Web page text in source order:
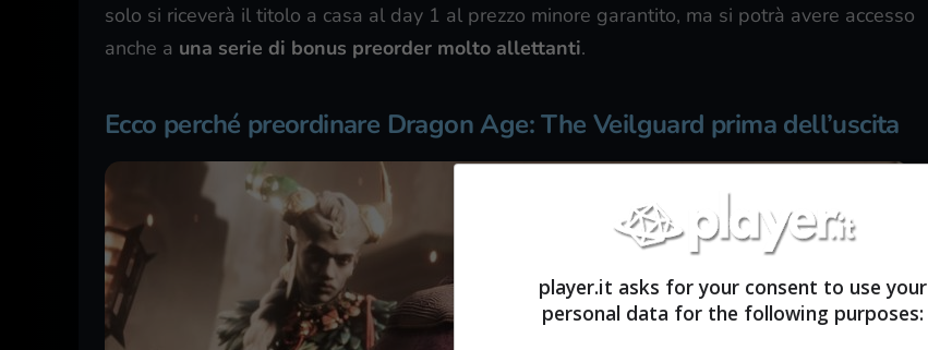
solo si riceverà il titolo a casa al day 1 al prezzo minore garantito, ma si potrà avere accesso
anche a una serie di bonus preorder molto allettanti.
Ecco perché preordinare Dragon Age: The Veilguard prima dell’uscita
player.it asks for your consent to use your
personal data for the following purposes: